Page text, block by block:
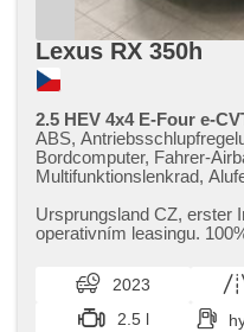
Lexus RX 350h
2.5 HEV 4x4 E-Four e-
ABS,
Bordcomputer, Fahrer-
Multifunktionslenkrad,
Kopflehnen,
Rücksitzbank, El. Spiegel,
Scheibenwischersensor,
Fahrersitz, Dachträger,
einstellbar, Antrieb 4x4,
höheneinstellbare Sitze,
Ursprungsland CZ,​ erster
operativním leasingu.
2023
2.5 l